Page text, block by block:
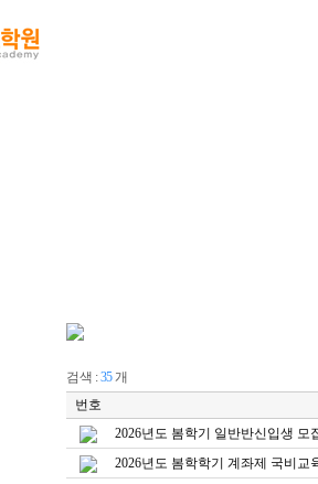
검색 :35개
번호
2026년도 봄학기 일반반신입생 모
2026년도 봄학학기 계좌제 국비교